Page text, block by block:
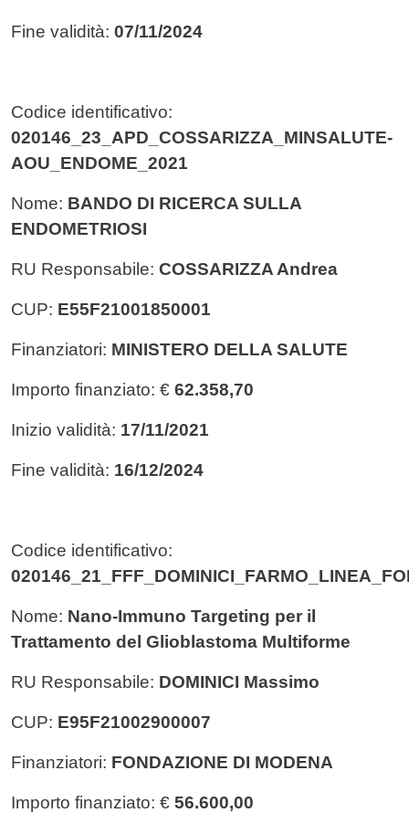
Fine validità: 07/11/2024
Codice identificativo:
020146_23_APD_COSSARIZZA_MINSALUTE-
AOU_ENDOME_2021
Nome: BANDO DI RICERCA SULLA
ENDOMETRIOSI
RU Responsabile: COSSARIZZA Andrea
CUP: E55F21001850001
Finanziatori: MINISTERO DELLA SALUTE
Importo finanziato: € 62.358,70
Inizio validità: 17/11/2021
Fine validità: 16/12/2024
Codice identificativo:
Nome: Nano-Immuno Targeting per il
Trattamento del Glioblastoma Multiforme
RU Responsabile: DOMINICI Massimo
CUP: E95F21002900007
Finanziatori: FONDAZIONE DI MODENA
Importo finanziato: € 56.600,00